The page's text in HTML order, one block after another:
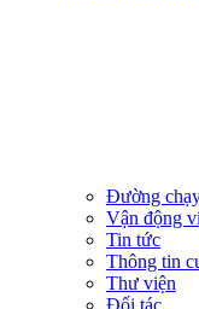
Đường
Vận động
Tin tức
Thông tin
Thư viện
Đối tác